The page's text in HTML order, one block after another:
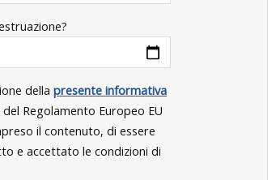
della presente informativa
Regolamento Europeo EU
il contenuto, di essere
e accettato le condizioni di